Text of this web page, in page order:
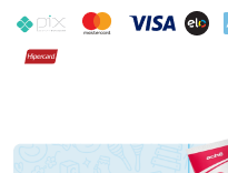
PIX MasterCard
VISA ELO
Hipercard
Promoção em